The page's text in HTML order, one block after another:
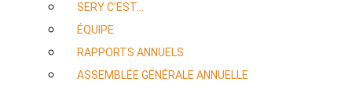
SERY C’EST…
ÉQUIPE
RAPPORTS ANNUELS
ASSEMBLÉE GÉNÉRALE ANNUELLE